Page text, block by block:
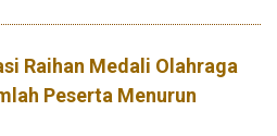
Raihan Medali Olahraga
Peserta Menurun